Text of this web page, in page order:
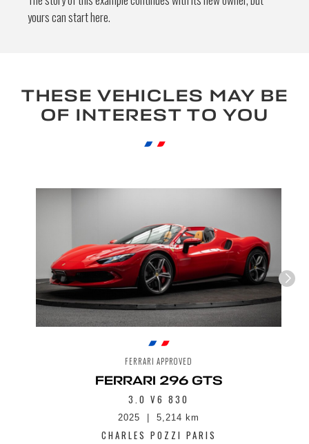
Send
yours can start here.
THESE VEHICLES MAY BE
OF INTEREST TO YOU
FERRARI APPROVED
FERRARI 296 GTS
3.0 V6 830
2025 5,214 km
CHARLES POZZI PARIS